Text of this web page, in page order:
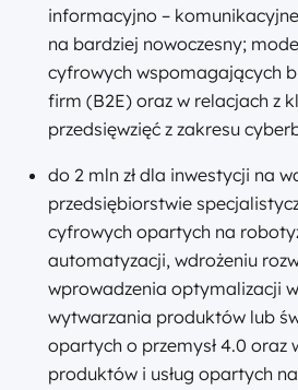
informacyjno –
na bardziej nowoczesny;
cyfrowych wspomagających
firm (B2E) oraz w relacjach z
przedsięwzięć z zakresu
do 2 mln zł dla inwestycji na
przedsiębiorstwie
cyfrowych opartych na
automatyzacji, wdrożeniu
wprowadzenia optymalizacji
wytwarzania produktów lub
opartych o przemysł 4.0 oraz
produktów i usług opartych